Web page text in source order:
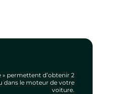
» permettent d’obtenir 2
dans le moteur de votre
voiture.